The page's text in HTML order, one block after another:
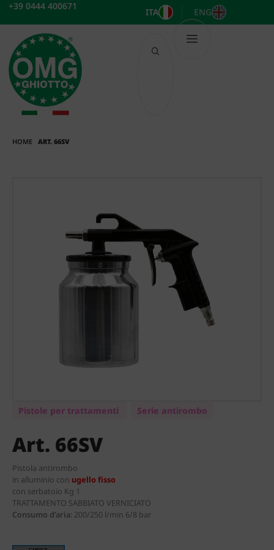
Vai
contenuto
+39 0444 400671
ITA ENG
HOME ART. 66SV
Pistole per trattamenti Serie antirombo
Art. 66SV
Pistola antirombo
in alluminio con ugello fisso
con serbatoio Kg 1
TRATTAMENTO SABBIATO VERNICIATO
Consumo d’aria: 200/250 l/min 6/8 bar